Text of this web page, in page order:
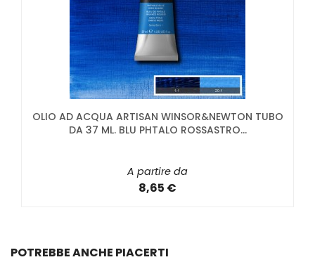
OLIO AD ACQUA ARTISAN WINSOR&NEWTON TUBO
DA 37 ML. BLU PHTALO ROSSASTRO...
A partire da
8,65 €
POTREBBE ANCHE PIACERTI